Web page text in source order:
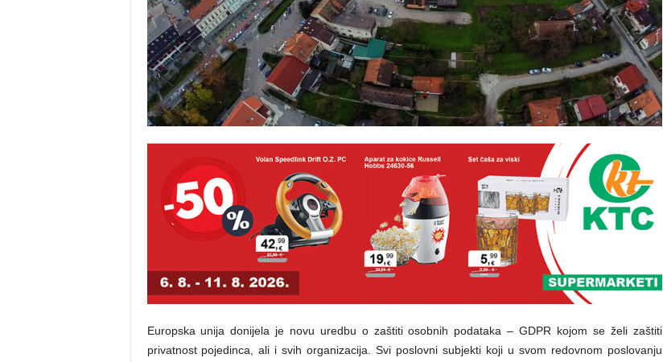
Europska unija donijela je novu uredbu o zaštiti osobnih podataka – GDPR kojom se želi zaštiti
privatnost pojedinca, ali i svih organizacija. Svi poslovni subjekti koji u svom redovnom poslovanju